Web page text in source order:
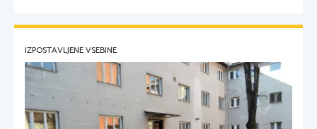
IZPOSTAVLJENE VSEBINE